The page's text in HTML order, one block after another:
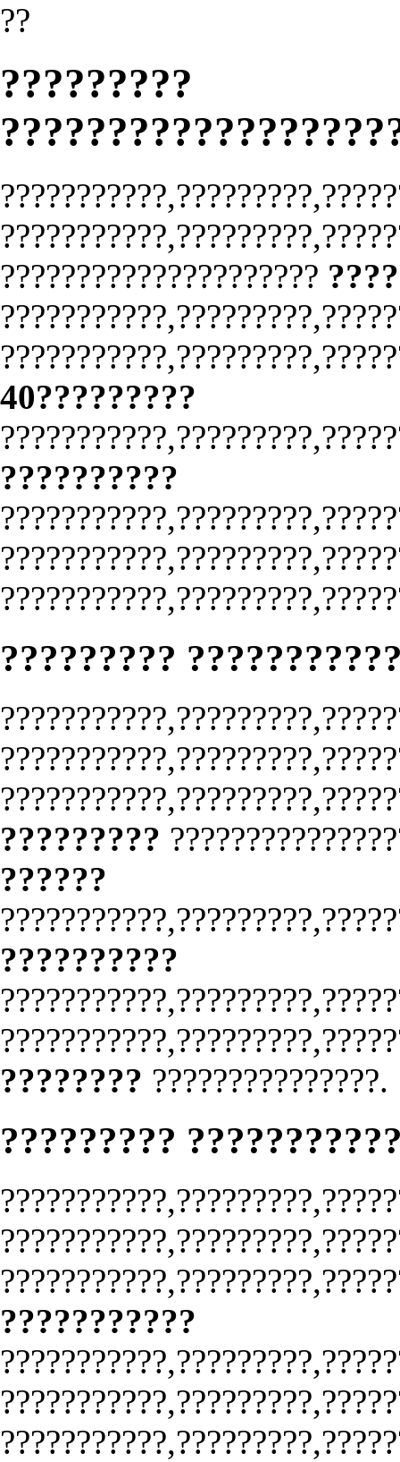
??
?????????
?????????????????????
40?????????
??????????
?????????
?????????
??????
??????????
???????? ???????????????.
?????????
???????????